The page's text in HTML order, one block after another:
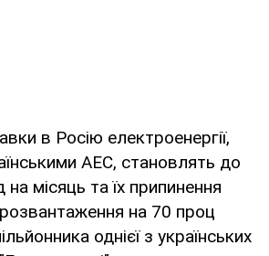
в Росію електроенергії,
АЕС, становлять до
місяць та їх припинення
на 70 проц
однієї з українських